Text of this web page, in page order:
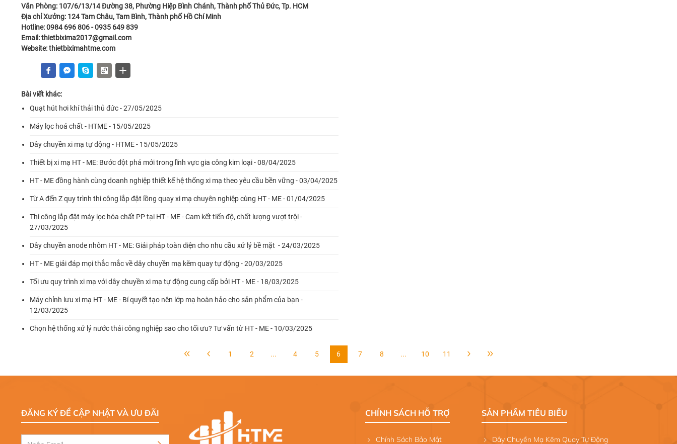
Văn Phòng: 107/6/13/14 Đường 38, Phường Hiệp Bình Chánh, Thành phố Thủ Đức, Tp. HCM
Địa chỉ Xưởng: 124 Tam Châu, Tam Bình, Thành phố Hồ Chí Minh
Hotline: 0984 696 806 - 0935 649 839
Email: thietbixima2017@gmail.com
Website:thietbiximahtme.com
Bài viết khác:
Quạt hút hơi khí thải thủ đức - 27/05/2025
Máy lọc hoá chất - HTME - 15/05/2025
Dây chuyền xi mạ tự động - HTME - 15/05/2025
Thiết bị xi mạ HT - ME: Bước đột phá mới trong lĩnh vực gia công kim loại - 08/04/2025
HT - ME đồng hành cùng doanh nghiệp thiết kế hệ thống xi mạ theo yêu cầu bền vững - 03/04/2025
Từ A đến Z quy trình thi công lắp đặt lồng quay xi mạ chuyên nghiệp cùng HT - ME - 01/04/2025
Thi công lắp đặt máy lọc hóa chất PP tại HT - ME - Cam kết tiến độ, chất lượng vượt trội -
27/03/2025
Dây chuyền anode nhôm HT - ME: Giải pháp toàn diện cho nhu cầu xử lý bề mặt - 24/03/2025
HT - ME giải đáp mọi thắc mắc về dây chuyền mạ kẽm quay tự động - 20/03/2025
Tối ưu quy trình xi mạ với dây chuyền xi mạ tự động cung cấp bởi HT - ME - 18/03/2025
Máy chỉnh lưu xi mạ HT - ME - Bí quyết tạo nên lớp mạ hoàn hảo cho sản phẩm của bạn -
12/03/2025
Chọn hệ thống xử lý nước thải công nghiệp sao cho tối ưu? Tư vấn từ HT - ME - 10/03/2025
1 2 ... 4 5 6 7 8 ... 10 11
ĐĂNG KÝ ĐỂ CẬP NHẬT VÀ ƯU ĐÃI CHÍNH SÁCH HỖ TRỢ
Chính Sách Bảo Mật
SẢN PHẨM TIÊU BIỂU
Dây Chuyền Mạ Kẽm Quay Tự Động